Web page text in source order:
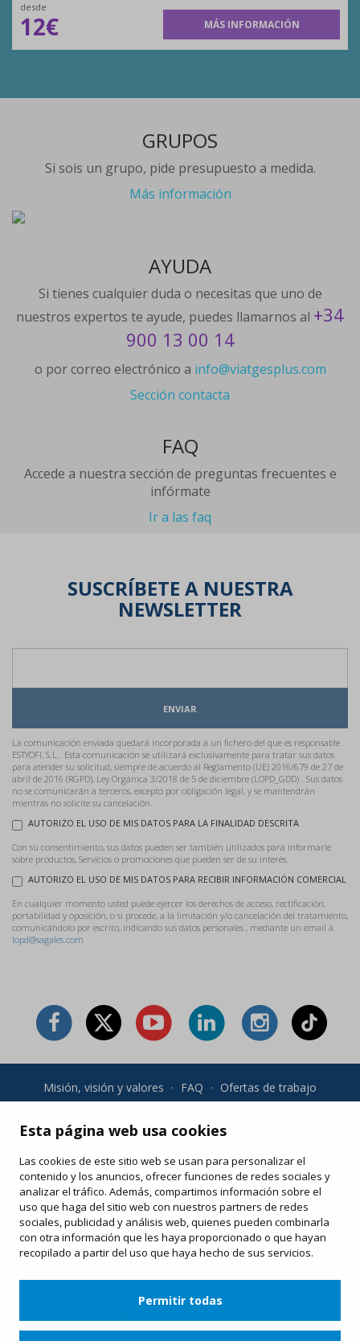
Esta página web usa cookies
Las cookies de este sitio web se usan para personalizar el
contenido y los anuncios, ofrecer funciones de redes sociales y
analizar el tráfico. Además, compartimos información sobre el
uso que haga del sitio web con nuestros partners de redes
sociales, publicidad y análisis web, quienes pueden combinarla
con otra información que les haya proporcionado o que hayan
recopilado a partir del uso que haya hecho de sus servicios.
Permitir todas
desde
12€ MÁS INFORMACIÓN
GRUPOS
Si sois un grupo, pide presupuesto a medida.
Más información
AYUDA
Si tienes cualquier duda o necesitas que uno de
nuestros expertos te ayude, puedes llamarnos al +34
900 13 00 14
o por correo electrónico a info@viatgesplus.com
Sección contacta
FAQ
Accede a nuestra sección de preguntas frecuentes e
infórmate
Ir a las faq
SUSCRÍBETE A NUESTRA
NEWSLETTER
ENVIAR
La comunicación enviada quedará incorporada a un fichero del que es responsable
ESTYOFI, S.L.. Esta comunicación se utilizará exclusivamente para tratar sus datos
para atender su solicitud, siempre de acuerdo al Reglamento (UE) 2016/679 de 27 de
abril de 2016 (RGPD), Ley Orgánica 3/2018 de 5 de diciembre (LOPD_GDD) . Sus datos
no se comunicarán a terceros, excepto por obligación legal, y se mantendrán
mientras no solicite su cancelación.
AUTORIZO EL USO DE MIS DATOS PARA LA FINALIDAD DESCRITA
Con su consentimiento, sus datos pueden ser también utilizados para informarle
sobre productos, Servicios o promociones que pueden ser de su interés.
AUTORIZO EL USO DE MIS DATOS PARA RECIBIR INFORMACIÓN COMERCIAL
En cualquier momento usted puede ejercer los derechos de acceso, rectificación,
portabilidad y oposición, o si procede, a la limitación y/o cancelación del tratamiento,
comunicándolo por escrito, indicando sus datos personales , mediante un email a
lopd@sagales.com
Misión, visión y valores · FAQ · Ofertas de trabajo
de compra · Política de cookies
Tus compras online
Modifica o vuelve a imprimir tu e-ticket